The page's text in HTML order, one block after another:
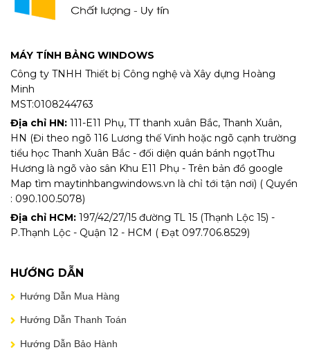
MÁY TÍNH BẢNG WINDOWS
Công ty TNHH Thiết bị Công nghệ và Xây dựng Hoàng
Minh
MST:0108244763
Địa chỉ HN: 111-E11 Phụ, TT thanh xuân Bắc, Thanh Xuân,
HN (Đi theo ngõ 116 Lương thế Vinh hoặc ngõ cạnh trường
tiểu học Thanh Xuân Bắc - đối diện quán bánh ngọtThu
Hương là ngõ vào sân Khu E11 Phụ - Trên bản đồ google
Map tìm maytinhbangwindows.vn là chỉ tới tận nơi) ( Quyền
: 090.100.5078)
Địa chỉ HCM: 197/42/27/15 đường TL 15 (Thạnh Lộc 15) -
P.Thạnh Lộc - Quận 12 - HCM ( Đạt 097.706.8529)
HƯỚNG DẪN
Hướng Dẫn Mua Hàng
Hướng Dẫn Thanh Toán
Hướng Dẫn Bảo Hành